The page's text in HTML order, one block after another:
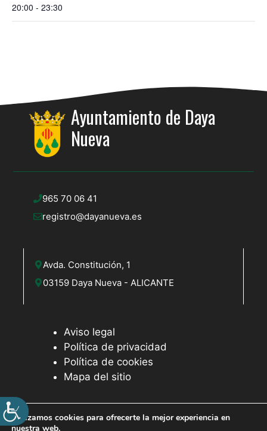
20:00 - 23:30
Ayuntamiento de Daya
Nueva
965 70 06 41
registro@dayanueva.es
Avda. Constitución, 1
03159 Daya Nueva - ALICANTE
Aviso legal
Política de privacidad
Política de cookies
Mapa del sitio
Utilizamos cookies para ofrecerte la mejor experiencia en
nuestra web.